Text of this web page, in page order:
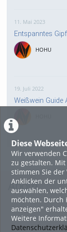
Diese
Wir verwenden
zu gestalten.
stimmen Sie der
Anklicken der
auswählen,
möchten. Durch
anzeigen"
Weitere
11. Mai 2023
Entspanntes
HOHU
19. Juli 2022
Weißwein Guide
16. Mai 2022
neuer Test-
HOHU
9. Mai 2022
About